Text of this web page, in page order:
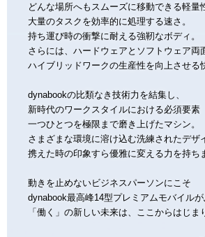
どんな場所へもスムーズに移動できる軽量
大量のタスクを効率的に処理する速さ。
持ち運び時の衝撃に耐える強靭なボディ。
さらには、ハードウェアとソフトウェア両
ハイブリッドワークの生産性を向上させる
dynabookの比類なき技術力を結集し、
新時代のワークスタイルにおける必須要素
一つひとつを極限まで磨き上げたマシン。
さまざまな環境に溶け込む洗練されたデザ
携えた時の印象すら優雅に変える力を持ち
動きを止めないビジネスパーソンにこそ
dynabook最高峰14型プレミアムモバイルが
「働く」の新しい未来は、ここからはじま